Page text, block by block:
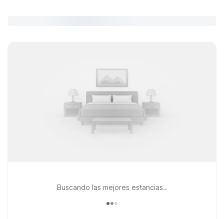
Buscando las mejores estancias..